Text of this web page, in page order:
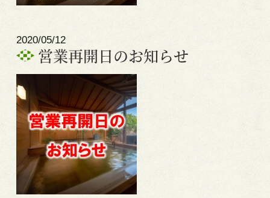
2020/05/12
営業再開日のお知らせ